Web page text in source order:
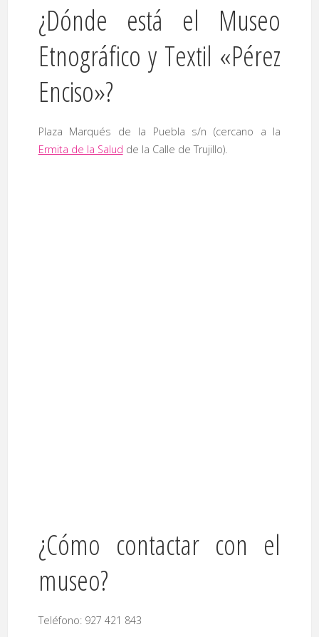
¿Dónde está el Museo
Etnográfico y Textil «Pérez
Enciso»?
Plaza Marqués de la Puebla s/n (cercano a la
Ermita de la Salud de la Calle de Trujillo).
¿Cómo contactar con el
museo?
Teléfono: 927 421 843